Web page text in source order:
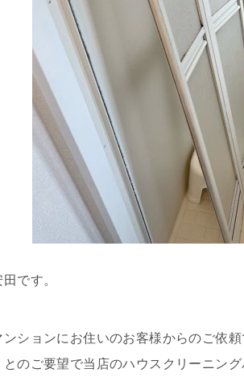
です。
ションにお住いのお客様からのご依
とのご要望で当店のハウスクリーニン